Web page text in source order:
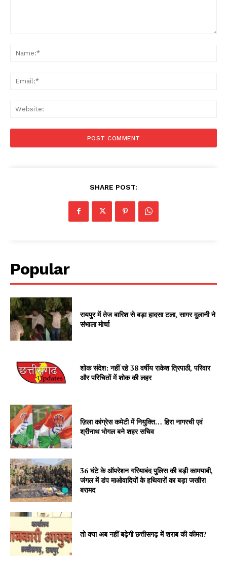
SHARE POST:
Popular
रायपुर में तेज बारिश से बड़ा हादसा टला, सागर दुलानी ने
संभाला मोर्चा
शोक संदेश: नहीं रहे 38 वर्षीय राकेश त्रिपाठी, परिवार
और परिचितों में शोक की लहर
ज़िला कांग्रेस कमेटी में नियुक्ति… हिरा नागरची एवं
श्रीनाथ भोगल बने शहर सचिव
36 घंटे के ऑपरेशन गरियाबंद पुलिस की बड़ी कामयाबी,
जंगल में डंप माओवादियों के हथियारों का बड़ा जखीरा
बरामद
तो क्या अब नहीं बढ़ेगी छत्तीसगढ़ में शराब की कीमत?